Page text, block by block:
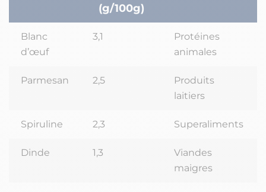
(g/100g)
Blanc
d’œuf
3,1
Protéines
animales
Parmesan 2,5
Produits
laitiers
Spiruline 2,3 Superaliments
Dinde 1,3
Viandes
maigres